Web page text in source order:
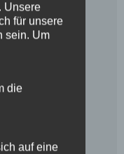
Unsere
für unsere
sein. Um
die
auf eine